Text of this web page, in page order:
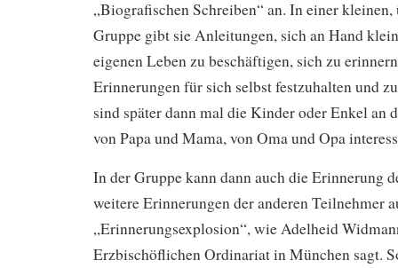
„Biografischen Schreiben“ an. In einer kleinen,
Gruppe gibt sie Anleitungen, sich an Hand
eigenen Leben zu beschäftigen, sich zu
Erinnerungen für sich selbst festzuhalten und
sind später dann mal die Kinder oder Enkel an
von Papa und Mama, von Oma und Opa
In der Gruppe kann dann auch die Erinnerung
weitere Erinnerungen der anderen Teilnehmer
„Erinnerungsexplosion“, wie Adelheid
Erzbischöflichen Ordinariat in München sagt.